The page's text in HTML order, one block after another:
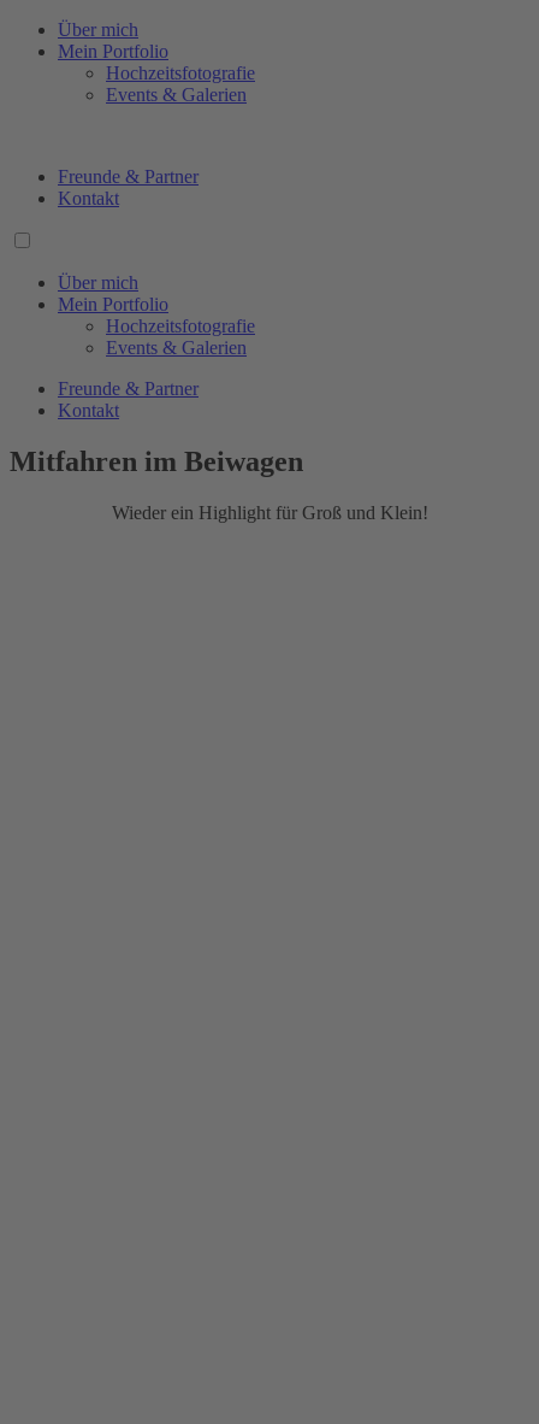
Über mich
Mein Portfolio
Hochzeitsfotografie
Events & Galerien
Freunde & Partner
Kontakt
Über mich
Mein Portfolio
Hochzeitsfotografie
Events & Galerien
Freunde & Partner
Kontakt
Mitfahren im Beiwagen
Wieder ein Highlight für Groß und Klein!